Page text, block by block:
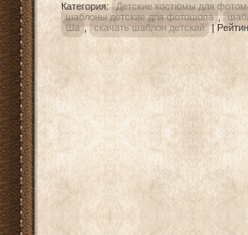
Категория: Детские костюмы для
шаблоны детские для фотошопа ,
Ша , скачать шаблон детский |